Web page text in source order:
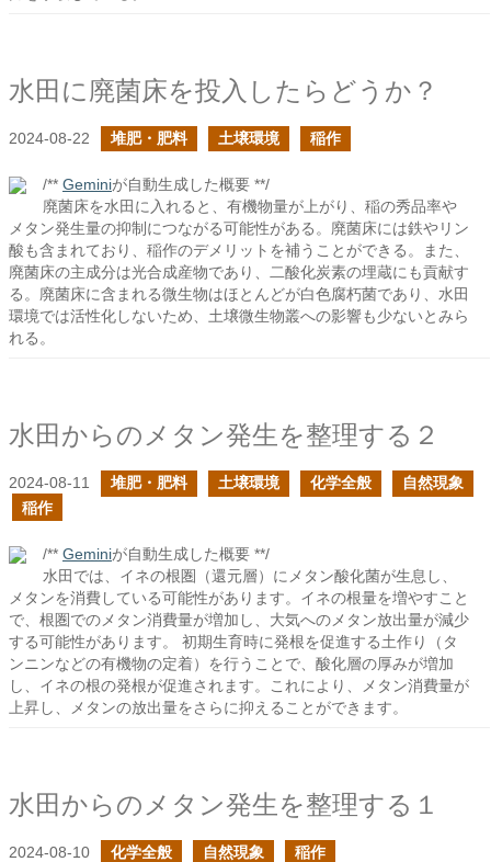
水田に廃菌床を投入したらどうか？
2024-08-22 堆肥・肥料 土壌環境 稲作
/** Geminiが自動生成した概要 **/
廃菌床を水田に入れると、有機物量が上がり、稲の秀品率や
メタン発生量の抑制につながる可能性がある。廃菌床には鉄やリン
酸も含まれており、稲作のデメリットを補うことができる。また、
廃菌床の主成分は光合成産物であり、二酸化炭素の埋蔵にも貢献す
る。廃菌床に含まれる微生物はほとんどが白色腐朽菌であり、水田
環境では活性化しないため、土壌微生物叢への影響も少ないとみら
れる。
水田からのメタン発生を整理する２
2024-08-11 堆肥・肥料 土壌環境 化学全般
自然現象
稲作
/** Geminiが自動生成した概要 **/
水田では、イネの根圏（還元層）にメタン酸化菌が生息し、
メタンを消費している可能性があります。イネの根量を増やすこと
で、根圏でのメタン消費量が増加し、大気へのメタン放出量が減少
する可能性があります。 初期生育時に発根を促進する土作り（タ
ンニンなどの有機物の定着）を行うことで、酸化層の厚みが増加
し、イネの根の発根が促進されます。これにより、メタン消費量が
上昇し、メタンの放出量をさらに抑えることができます。
水田からのメタン発生を整理する１
2024-08-10 化学全般 自然現象 稲作